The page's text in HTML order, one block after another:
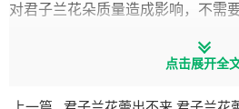
对君子兰花朵质量造成影响，不需
点击展开全